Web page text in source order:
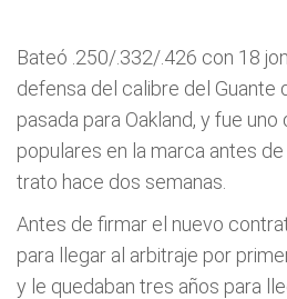
Bateó .250/.332/.426 con 18
defensa del calibre del Guante
pasada para Oakland, y fue
populares en la marca antes
trato hace dos semanas.
Antes de firmar el nuevo
para llegar al arbitraje por
y le quedaban tres años para